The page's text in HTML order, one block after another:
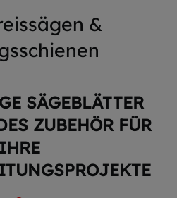
&
SÄGEBLÄTTER
ZUBEHÖR FÜR
IHRE